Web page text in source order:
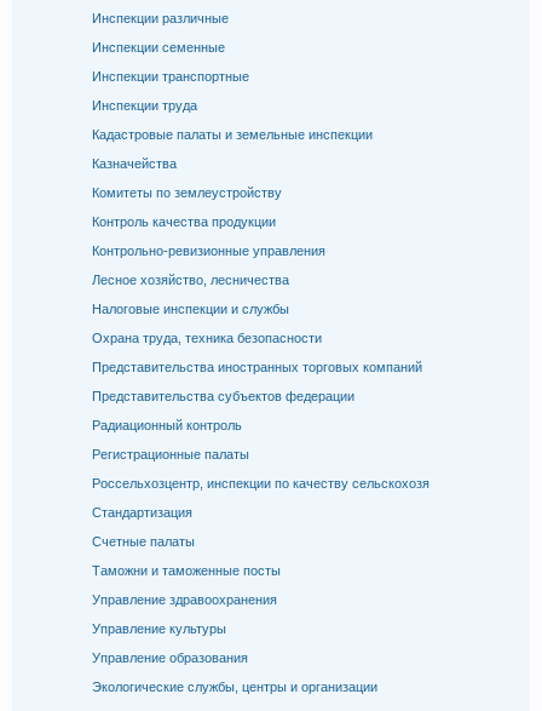
Инспекции различные
Инспекции семенные
Инспекции транспортные
Инспекции труда
Кадастровые палаты и земельные инспекции
Казначейства
Комитеты по землеустройству
Контроль качества продукции
Контрольно-ревизионные управления
Лесное хозяйство, лесничества
Налоговые инспекции и службы
Охрана труда, техника безопасности
Представительства иностранных торговых компаний
Представительства субъектов федерации
Радиационный контроль
Регистрационные палаты
Россельхозцентр, инспекции по качеству сельскохозя
Стандартизация
Счетные палаты
Таможни и таможенные посты
Управление здравоохранения
Управление культуры
Управление образования
Экологические службы, центры и организации